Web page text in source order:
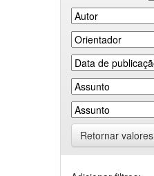
Retornar valores